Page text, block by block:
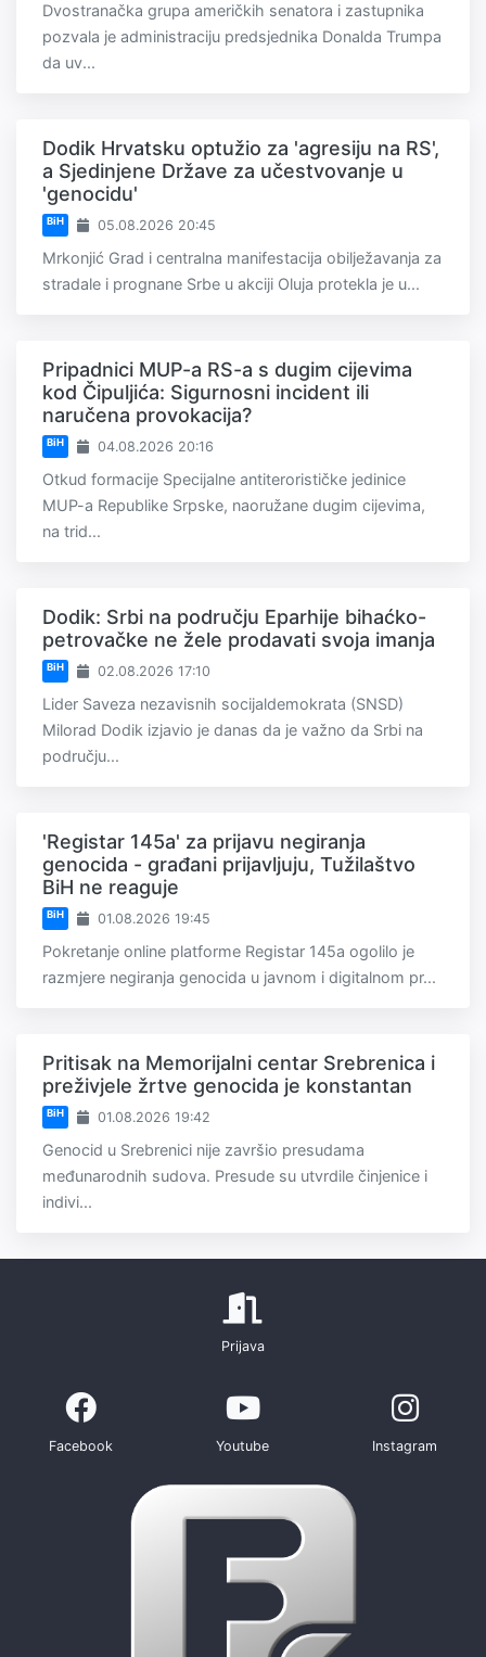
Dvostranačka grupa američkih senatora i zastupnika
pozvala je administraciju predsjednika Donalda Trumpa
da uv...
Dodik Hrvatsku optužio za 'agresiju na RS',
a Sjedinjene Države za učestvovanje u
'genocidu'
BiH 05.08.2026 20:45
Mrkonjić Grad i centralna manifestacija obilježavanja za
stradale i prognane Srbe u akciji Oluja protekla je u...
Pripadnici MUP-a RS-a s dugim cijevima
kod Čipuljića: Sigurnosni incident ili
naručena provokacija?
BiH 04.08.2026 20:16
Otkud formacije Specijalne antiterorističke jedinice
MUP-a Republike Srpske, naoružane dugim cijevima,
na trid...
Dodik: Srbi na području Eparhije bihaćko-
petrovačke ne žele prodavati svoja imanja
BiH 02.08.2026 17:10
Lider Saveza nezavisnih socijaldemokrata (SNSD)
Milorad Dodik izjavio je danas da je važno da Srbi na
području...
'Registar 145a' za prijavu negiranja
genocida - građani prijavljuju, Tužilaštvo
BiH ne reaguje
BiH 01.08.2026 19:45
Pokretanje online platforme Registar 145a ogolilo je
razmjere negiranja genocida u javnom i digitalnom pr...
Pritisak na Memorijalni centar Srebrenica i
preživjele žrtve genocida je konstantan
BiH 01.08.2026 19:42
Genocid u Srebrenici nije završio presudama
međunarodnih sudova. Presude su utvrdile činjenice i
indivi...
Prijava
Facebook Youtube Instagram